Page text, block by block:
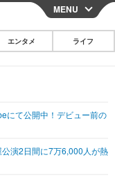
CLOSE
その他
MENU
エンタメ ライフ
にて公開中！デビュー前の
演2日間に7万6,000人が熱